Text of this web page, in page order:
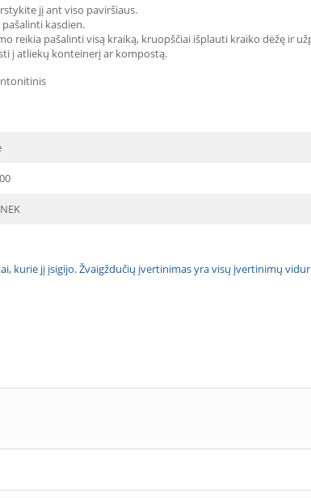
jį ant viso paviršiaus.
kasdien.
reikia pašalinti visą kraiką, kruopščiai išplauti kraiko dėžę ir
į atliekų konteinerį ar kompostą.
kurie jį įsigijo. Žvaigždučių įvertinimas yra visų įvertinimų